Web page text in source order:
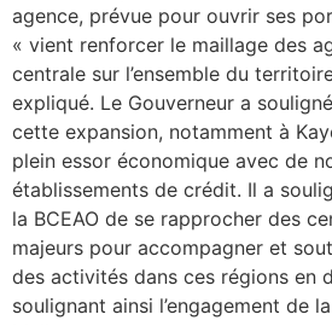
agence, prévue pour ouvrir ses
« vient renforcer le maillage des
centrale sur l’ensemble du
expliqué. Le Gouverneur a
cette expansion, notamment à
plein essor économique avec de
établissements de crédit. Il a
la BCEAO de se rapprocher des
majeurs pour accompagner et
des activités dans ces régions en
soulignant ainsi l’engagement de